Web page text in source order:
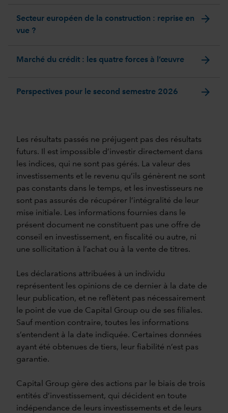
Secteur européen de la construction : reprise en
vue ?
arrow_forward
Marché du crédit : les quatre forces à l’œuvre arrow_forward
Perspectives pour le second semestre 2026 arrow_forward
Les résultats passés ne préjugent pas des résultats
futurs. Il est impossible d’investir directement dans
les indices, qui ne sont pas gérés. La valeur des
investissements et le revenu qu’ils génèrent ne sont
pas constants dans le temps, et les investisseurs ne
sont pas assurés de récupérer l’intégralité de leur
mise initiale. Les informations fournies dans le
présent document ne constituent pas une offre de
conseil en investissement, en fiscalité ou autre, ni
une sollicitation à l’achat ou à la vente de titres.
Les déclarations attribuées à un individu
représentent les opinions de ce dernier à la date de
leur publication, et ne reflètent pas nécessairement
le point de vue de Capital Group ou de ses filiales.
Sauf mention contraire, toutes les informations
s’entendent à la date indiquée. Certaines données
ayant été obtenues de tiers, leur fiabilité n’est pas
garantie.
Capital Group gère des actions par le biais de trois
entités d’investissement, qui décident en toute
indépendance de leurs investissements et de leurs